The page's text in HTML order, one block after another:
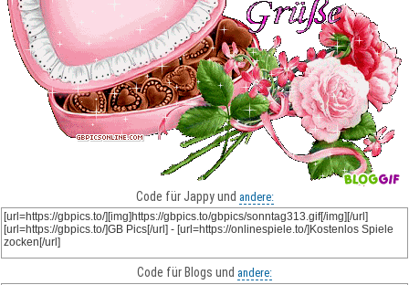
Code für Jappy und andere:
Code für Blogs und andere: